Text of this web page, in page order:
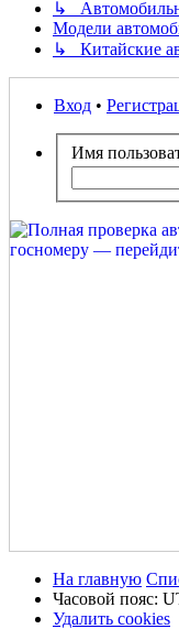
↳
Модели
↳ Китайские
Вход •
Имя
На главную
Часовой пояс:
Удалить cookies